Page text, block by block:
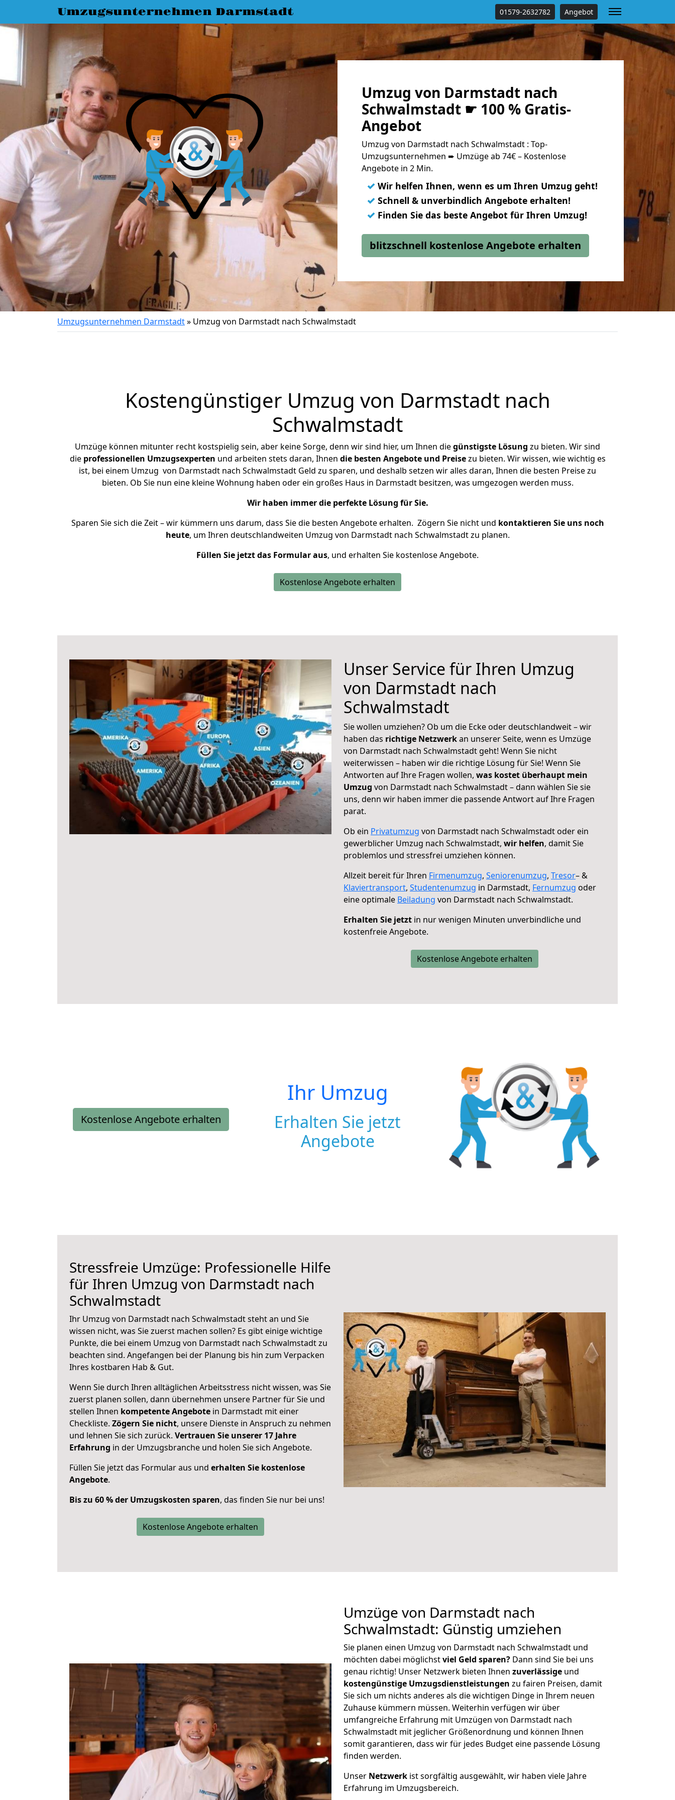
Umzugsunternehmen Darmstadt 01579-2632782 Angebot
Umzug von Darmstadt nach
Schwalmstadt ☛ 100 % Gratis-
Angebot
Umzug von Darmstadt nach Schwalmstadt : Top-
Umzugsunternehmen ➨ Umzüge ab 74€ – Kostenlose
Angebote in 2 Min.
✓ Wir helfen Ihnen, wenn es um Ihren Umzug geht!
✓ Schnell & unverbindlich Angebote erhalten!
✓ Finden Sie das beste Angebot für Ihren Umzug!
blitzschnell kostenlose Angebote erhalten
Umzugsunternehmen Darmstadt» Umzug von Darmstadt nach Schwalmstadt
Kostengünstiger Umzug von Darmstadt nach
Schwalmstadt
Umzüge können mitunter recht kostspielig sein, aber keine Sorge, denn wir sind hier, um Ihnen diegünstigste Lösung zu bieten. Wir sind
die professionellen Umzugsexperten und arbeiten stets daran, Ihnen die besten Angebote und Preisezu bieten. Wir wissen, wie wichtig es
ist, bei einem Umzug von Darmstadt nach Schwalmstadt Geld zu sparen, und deshalb setzen wir alles daran, Ihnen die besten Preise zu
bieten. Ob Sie nun eine kleine Wohnung haben oder ein großes Haus in Darmstadt besitzen, was umgezogen werden muss.
Wir haben immer die perfekte Lösung für Sie.
Sparen Sie sich die Zeit – wir kümmern uns darum, dass Sie die besten Angebote erhalten. Zögern Sie nicht und kontaktieren Sie uns noch
heute, um Ihren deutschlandweiten Umzug von Darmstadt nach Schwalmstadt zu planen.
Füllen Sie jetzt das Formular aus, und erhalten Sie kostenlose Angebote.
Kostenlose Angebote erhalten
Unser Service für Ihren Umzug
von Darmstadt nach
Schwalmstadt
Sie wollen umziehen? Ob um die Ecke oder deutschlandweit – wir
haben das richtige Netzwerkan unserer Seite, wenn es Umzüge
von Darmstadt nach Schwalmstadt geht! Wenn Sie nicht
weiterwissen – haben wir die richtige Lösung für Sie! Wenn Sie
Antworten auf Ihre Fragen wollen, was kostet überhaupt mein
Umzug von Darmstadt nach Schwalmstadt – dann wählen Sie sie
uns, denn wir haben immer die passende Antwort auf Ihre Fragen
parat.
Ob ein Privatumzug von Darmstadt nach Schwalmstadt oder ein
gewerblicher Umzug nach Schwalmstadt, wir helfen, damit Sie
problemlos und stressfrei umziehen können.
Allzeit bereit für Ihren Firmenumzug, Seniorenumzug, Tresor– &
Klaviertransport, Studentenumzug in Darmstadt, Fernumzug oder
eine optimale Beiladung von Darmstadt nach Schwalmstadt.
Erhalten Sie jetzt in nur wenigen Minuten unverbindliche und
kostenfreie Angebote.
Kostenlose Angebote erhalten
Kostenlose Angebote erhalten
Ihr Umzug
Erhalten Sie jetzt
Angebote
Stressfreie Umzüge: Professionelle Hilfe
für Ihren Umzug von Darmstadt nach
Schwalmstadt
Ihr Umzug von Darmstadt nach Schwalmstadt steht an und Sie
wissen nicht, was Sie zuerst machen sollen? Es gibt einige wichtige
Punkte, die bei einem Umzug von Darmstadt nach Schwalmstadt zu
beachten sind. Angefangen bei der Planung bis hin zum Verpacken
Ihres kostbaren Hab & Gut.
Wenn Sie durch Ihren alltäglichen Arbeitsstress nicht wissen, was Sie
zuerst planen sollen, dann übernehmen unsere Partner für Sie und
stellen Ihnen kompetente Angebote in Darmstadt mit einer
Checkliste. Zögern Sie nicht, unsere Dienste in Anspruch zu nehmen
und lehnen Sie sich zurück. Vertrauen Sie unserer 17 Jahre
Erfahrung in der Umzugsbranche und holen Sie sich Angebote.
Füllen Sie jetzt das Formular aus und erhalten Sie kostenlose
Angebote.
Bis zu 60 % der Umzugskosten sparen, das finden Sie nur bei uns!
Kostenlose Angebote erhalten
Umzüge von Darmstadt nach
Schwalmstadt: Günstig umziehen
Sie planen einen Umzug von Darmstadt nach Schwalmstadt und
möchten dabei möglichstviel Geld sparen? Dann sind Sie bei uns
genau richtig! Unser Netzwerk bieten Ihnen zuverlässige und
kostengünstige Umzugsdienstleistungen zu fairen Preisen, damit
Sie sich um nichts anderes als die wichtigen Dinge in Ihrem neuen
Zuhause kümmern müssen. Weiterhin verfügen wir über
umfangreiche Erfahrung mit Umzügen von Darmstadt nach
Schwalmstadt mit jeglicher Größenordnung und können Ihnen
somit garantieren, dass wir für jedes Budget eine passende Lösung
finden werden.
Unser Netzwerk ist sorgfältig ausgewählt, wir haben viele Jahre
Erfahrung im Umzugsbereich.